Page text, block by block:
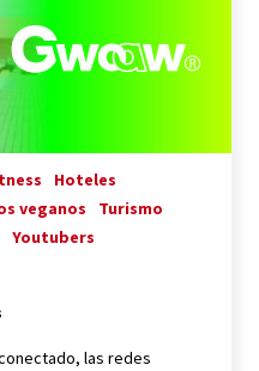
Casera para Crear Carne
Vegano
Hoteles
veganos
Turismo
Youtubers
las redes